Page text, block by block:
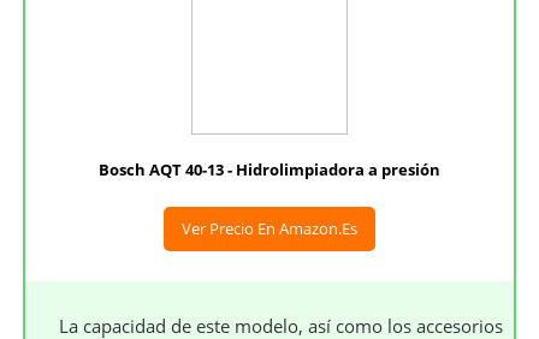
Bosch AQT 40-13 - Hidrolimpiadora a presión
Ver Precio En Amazon.es
La capacidad de este modelo, así como los accesorios